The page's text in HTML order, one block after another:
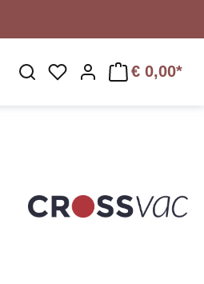
Du hast 0 Produkte
€ 0,00*